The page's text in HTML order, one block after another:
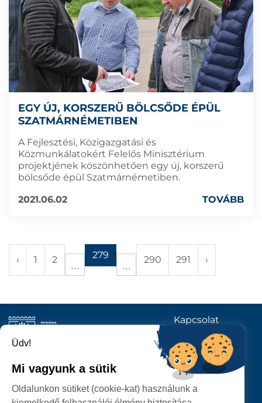
EGY ÚJ, KORSZERŰ BÖLCSŐDE ÉPÜL
SZATMÁRNÉMETIBEN
A Fejlesztési, Közigazgatási és
Közmunkálatokért Felelős Minisztérium
projektjének köszönhetően egy új, korszerű
bölcsőde épül Szatmárnémetiben.
2021.06.02
TOVÁBB
‹ 1 2 279 290 291 ›
SZATMÁRNÉMETI
POLGÁRMESTERI HIVATAL
Kapcsolat
KÖVESSENEK
Üdv!
Mi vagyunk a sütik
Oldalunkon sütiket (cookie-kat) használunk a